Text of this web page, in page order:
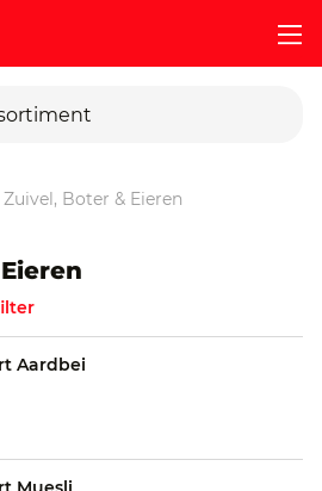
Zuivel, Boter & Eieren
Aardbei